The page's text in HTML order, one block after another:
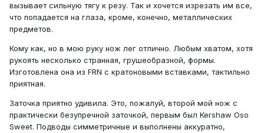
вызывает сильную тягу к резу. Так и хочется изрезать им все,
что попадается на глаза, кроме, конечно, металлических
предметов.
Кому как, но в мою руку нож лег отлично. Любым хватом, хотя
рукоять несколько странная, грушеобразной, формы.
Изготовлена она из FRN с кратоновыми вставками, тактильно
приятная.
Заточка приятно удивила. Это, пожалуй, второй мой нож с
практически безупречной заточкой, первым был Kershaw Oso
Sweet. Подводы симметричные и выполнены аккуратно,